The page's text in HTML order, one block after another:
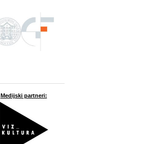
Medijski partneri: